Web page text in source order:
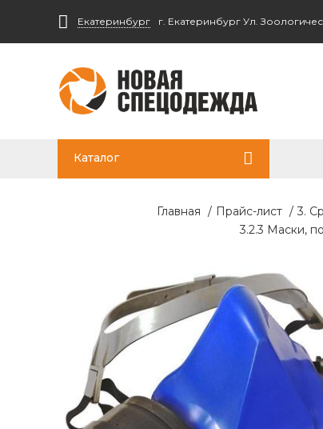
Екатеринбург г. Екатеринбург Ул.
Каталог
Главная / Прайс-лист / 3.
3.2.3 Маски,